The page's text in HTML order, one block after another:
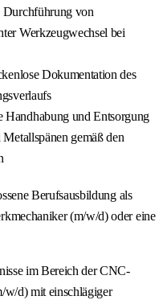
Durchführung von
Werkzeugwechsel bei
Dokumentation des
Handhabung und Entsorgung
gemäß den
Berufsausbildung als
(m/w/d) oder eine
im Bereich der CNC-
w/d) mit einschlägiger